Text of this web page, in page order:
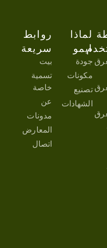
لماذا
ايمو
جودة
مكونات
تصنيع
الشهادات
روابط
سريعة
بيت
تسمية
خاصة
عن
مدونات
المعارض
اتصال